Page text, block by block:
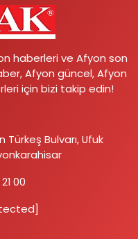
haberleri ve Afyon son
Afyon güncel, Afyon
için bizi takip edin!
Bulvarı, Ufuk
00